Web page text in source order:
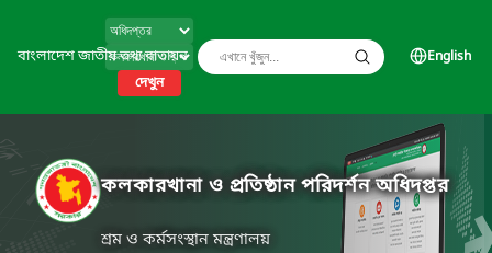
বাংলাদেশ জাতীয় তথ্য বাতায়ন
দেখুন
English
কলকারখানা ও প্রতিষ্ঠান পরিদর্শন অধিদপ্তর
শ্রম ও কর্মসংস্থান মন্ত্রণালয়